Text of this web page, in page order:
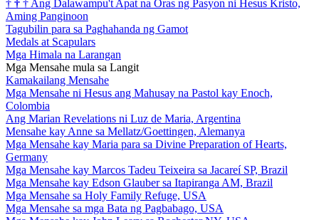
† † † Ang Dalawampu't Apat na Oras ng Pasyon ni Hesus Kristo,
Aming Panginoon
Tagubilin para sa Paghahanda ng Gamot
Medals at Scapulars
Mga Himala na Larangan
Mga Mensahe mula sa Langit
Kamakailang Mensahe
Mga Mensahe ni Hesus ang Mahusay na Pastol kay Enoch,
Colombia
Ang Marian Revelations ni Luz de Maria, Argentina
Mensahe kay Anne sa Mellatz/Goettingen, Alemanya
Mga Mensahe kay Maria para sa Divine Preparation of Hearts,
Germany
Mga Mensahe kay Marcos Tadeu Teixeira sa Jacareí SP, Brazil
Mga Mensahe kay Edson Glauber sa Itapiranga AM, Brazil
Mga Mensahe sa Holy Family Refuge, USA
Mga Mensahe sa mga Bata ng Pagbabago, USA